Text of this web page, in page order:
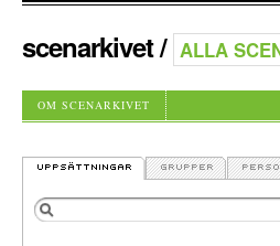
scenarkivet/
OM SCENARKIVET